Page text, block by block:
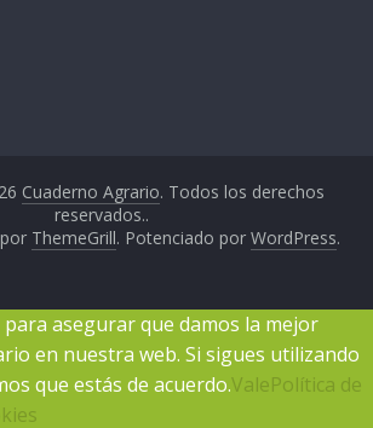
Cuaderno Agrario. Todos los derechos
reservados..
ThemeGrill. Potenciado por WordPress.
asegurar que damos la mejor
en nuestra web. Si sigues utilizando
que estás de acuerdo.ValePolítica de